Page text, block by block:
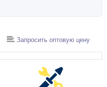
Запросить оптовую цену